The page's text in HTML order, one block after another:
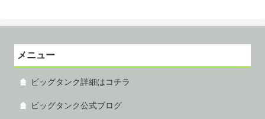
メニュー
ビッグタンク詳細はコチラ
ビッグタンク公式ブログ